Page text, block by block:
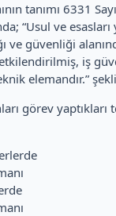
tanımı 6331
“Usul ve
ve güvenliği
iş
elemandır.”
görev yaptıkları
yerlerde C
yerlerde B